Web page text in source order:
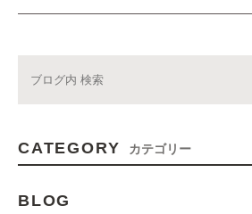
CATEGORY カテゴリー
BLOG